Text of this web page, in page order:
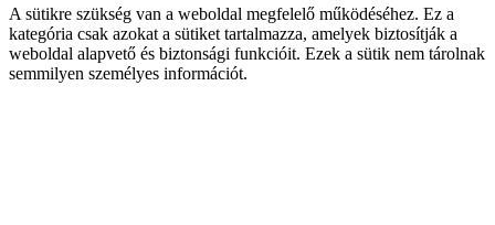
A sütikre szükség van a weboldal megfelelő működéséhez. Ez a
kategória csak azokat a sütiket tartalmazza, amelyek biztosítják a
weboldal alapvető és biztonsági funkcióit. Ezek a sütik nem tárolnak
semmilyen személyes információt.